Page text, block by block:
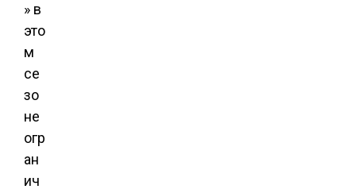
» в
это
м
се
зо
не
огр
ан
ич